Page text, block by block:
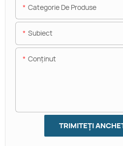
Categorie De Produse
Subiect
Conţinut
TRIMITEȚI